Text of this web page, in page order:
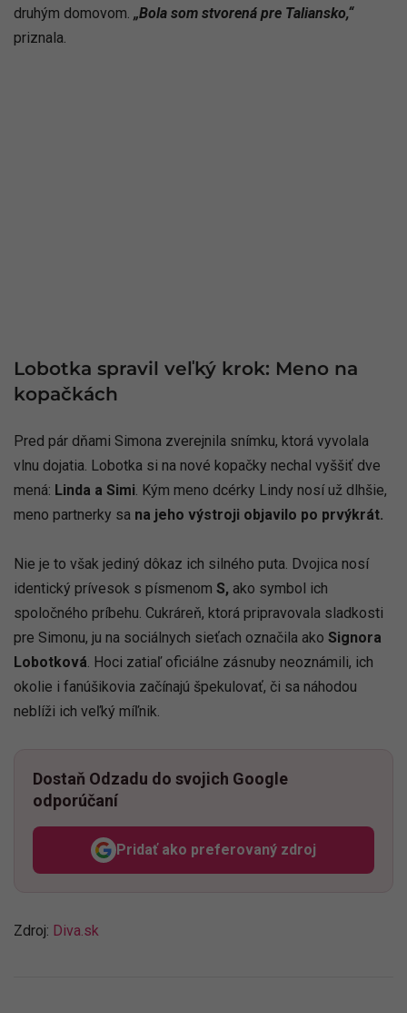
druhým domovom. „Bola som stvorená pre Taliansko,“
priznala.
Lobotka spravil veľký krok: Meno na
kopačkách
Pred pár dňami Simona zverejnila snímku, ktorá vyvolala
vlnu dojatia. Lobotka si na nové kopačky nechal vyššiť dve
mená: Linda a Simi . Kým meno dcérky Lindy nosí už dlhšie,
meno partnerky sa na jeho výstroji objavilo po prvýkrát.
Nie je to však jediný dôkaz ich silného puta. Dvojica nosí
identický prívesok s písmenom S, ako symbol ich
spoločného príbehu. Cukráreň, ktorá pripravovala sladkosti
pre Simonu, ju na sociálnych sieťach označila ako Signora
Lobotková. Hoci zatiaľ oficiálne zásnuby neoznámili, ich
okolie i fanúšikovia začínajú špekulovať, či sa náhodou
neblíži ich veľký míľnik.
Dostaň Odzadu do svojich Google
odporúčaní
Pridať ako preferovaný zdroj
Odzadu, odkaz sa otvorí v
Zdroj: Diva.sk